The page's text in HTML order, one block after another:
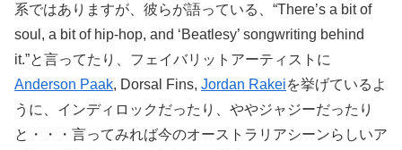
系ではありますが、彼らが語っている、“There’s a bit of
soul, a bit of hip-hop, and ‘Beatlesy’ songwriting behind
it.”と言ってたり、フェイバリットアーティストに
Anderson Paak, Dorsal Fins, Jordan Rakeiを挙げているよ
うに、インディロックだったり、ややジャジーだったり
と・・・言ってみれば今のオーストラリアシーンらしいア